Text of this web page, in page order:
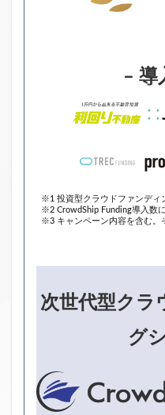
– 導
※1 投資型クラウドファンディ
※2 CrowdShip Funding導入数に
※3 キャンペーン内容を含む。
次世代型クラ
グ